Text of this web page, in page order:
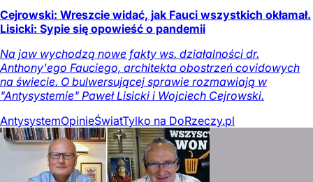
Cejrowski: Wreszcie widać, jak Fauci wszystkich okłamał.
Lisicki: Sypie się opowieść o pandemii
Na jaw wychodzą nowe fakty ws. działalności dr.
Anthony'ego Fauciego, architekta obostrzeń covidowych
na świecie. O bulwersującej sprawie rozmawiają w
"Antysystemie" Paweł Lisicki i Wojciech Cejrowski.
AntysystemOpinieŚwiatTylko na DoRzeczy.pl